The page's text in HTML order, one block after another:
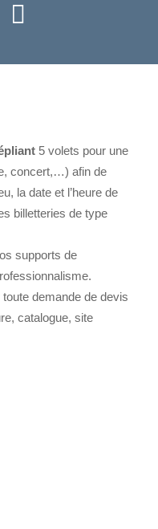
5 volets pour une
concert,…) afin de
la date et l’heure de
billetteries de type
supports de
demande de devis
catalogue, site